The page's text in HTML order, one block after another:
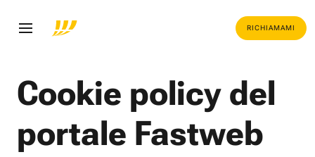
RICHIAMAMI
Cookie policy del
portale Fastweb